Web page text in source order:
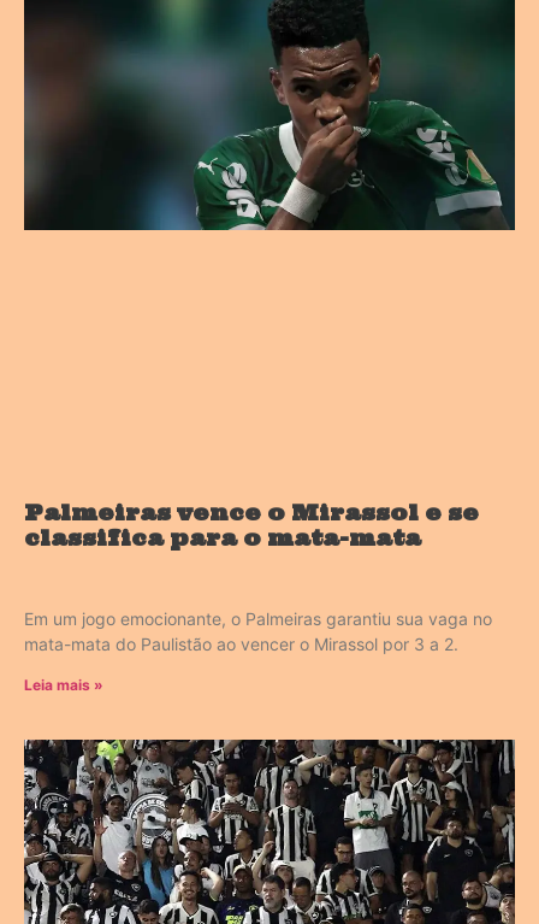
Palmeiras vence o Mirassol e se
classifica para o mata-mata
Em um jogo emocionante, o Palmeiras garantiu sua vaga no
mata-mata do Paulistão ao vencer o Mirassol por 3 a 2.
Leia mais »